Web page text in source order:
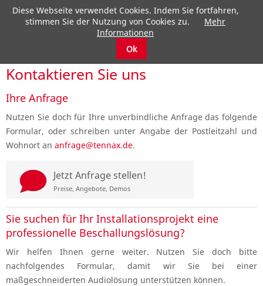
Kontaktieren Sie uns
Ihre Anfrage
Nutzen Sie doch für Ihre unverbindliche Anfrage das folgende
Formular, oder schreiben unter Angabe der Postleitzahl und
Wohnort an anfrage@tennax.de.
d Jetzt Anfrage stellen!
Preise, Angebote, Demos
Sie suchen für Ihr Installationsprojekt eine
professionelle Beschallungslösung?
Wir helfen Ihnen gerne weiter. Nutzen Sie doch bitte
nachfolgendes Formular, damit wir Sie bei einer
maßgeschneiderten Audiolösung unterstützen können.
Diese Webseite verwendet Cookies. Indem Sie fortfahren,
stimmen Sie der Nutzung von Cookies zu.
Mehr
Informationen
Ok